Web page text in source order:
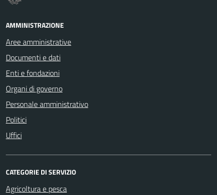
AMMINISTRAZIONE
Aree amministrative
Documenti e dati
Enti e fondazioni
Organi di governo
Personale amministrativo
Politici
Uffici
CATEGORIE DI SERVIZIO
Agricoltura e pesca